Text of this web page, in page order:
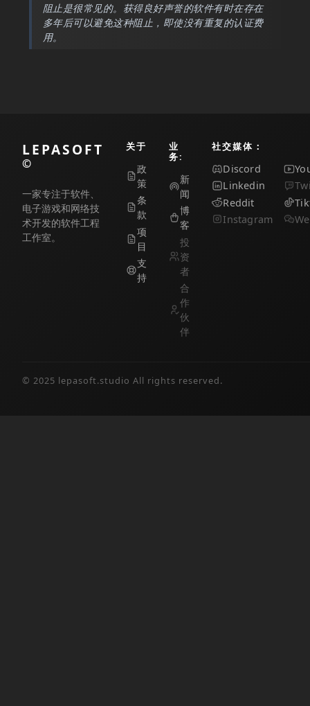
阻止是很常见的。获得良好声誉的软件有时在存在
多年后可以避免这种阻止，即使没有重复的认证费
用。
LEPASOFT
©
一家专注于软件、
电子游戏和网络技
术开发的软件工程
工作室。
关于
政
策
条
款
项
目
支
持
业
务:
新
闻
博
客
投
资
者
合
作
伙
伴
社交媒体：
Discord
Linkedin
Reddit
Instagram
© 2025 lepasoft.studio All rights reserved.